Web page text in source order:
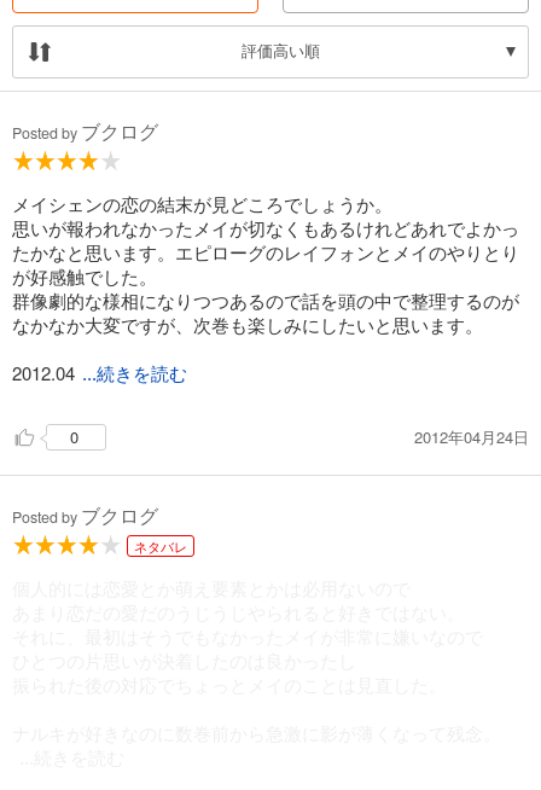
評価高い順
Posted by ブクログ
メイシェンの恋の結末が見どころでしょうか。
思いが報われなかったメイが切なくもあるけれどあれでよかっ
たかなと思います。エピローグのレイフォンとメイのやりとり
が好感触でした。
群像劇的な様相になりつつあるので話を頭の中で整理するのが
なかなか大変ですが、次巻も楽しみにしたいと思います。
2012.04 ...続きを読む
0 2012年04月24日
Posted by ブクログ
ネタバレ